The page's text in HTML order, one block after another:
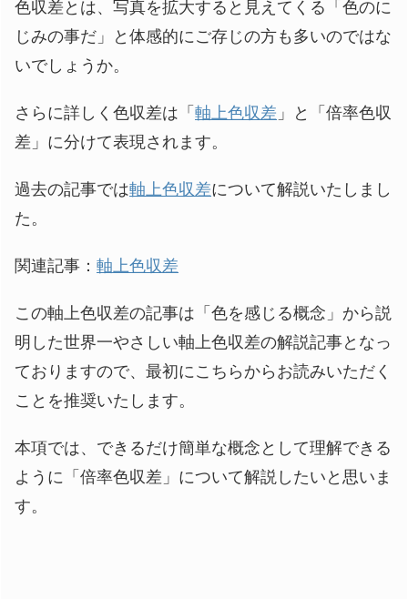
色収差とは、写真を拡大すると見えてくる「色のに
じみの事だ」と体感的にご存じの方も多いのではな
いでしょうか。
さらに詳しく色収差は「 軸上色収差 」と「倍率色収
差」に分けて表現されます。
過去の記事では軸上色収差について解説いたしまし
た。
関連記事： 軸上色収差
この軸上色収差の記事は「色を感じる概念」から説
明した世界一やさしい軸上色収差の解説記事となっ
ておりますので、最初にこちらからお読みいただく
ことを推奨いたします。
本項では、できるだけ簡単な概念として理解できる
ように「倍率色収差」について解説したいと思いま
す。